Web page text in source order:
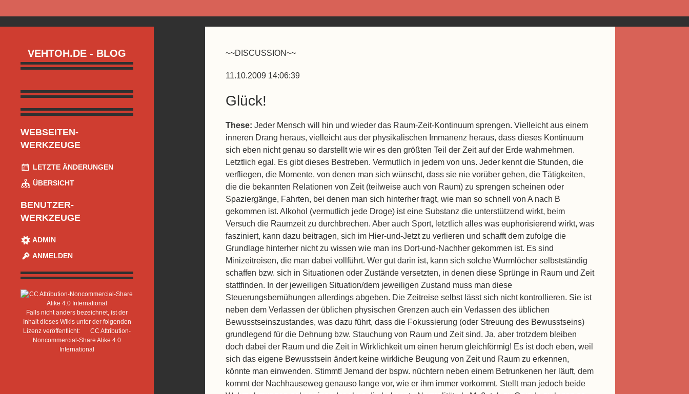
VEHTOH.DE - BLOG
WEBSEITEN-
WERKZEUGE
LETZTE ÄNDERUNGEN
ÜBERSICHT
BENUTZER-
WERKZEUGE
ADMIN
ANMELDEN
Falls nicht anders bezeichnet, ist der
Inhalt dieses Wikis unter der folgenden
Lizenz veröffentlicht:
CC Attribution-
Noncommercial-Share Alike 4.0
International
~~DISCUSSION~~
11.10.2009 14:06:39
Glück!
These: Jeder Mensch will hin und wieder das Raum-Zeit-Kontinuum sprengen. Vielleicht aus einem
inneren Drang heraus, vielleicht aus der physikalischen Immanenz heraus, dass dieses Kontinuum
sich eben nicht genau so darstellt wie wir es den größten Teil der Zeit auf der Erde wahrnehmen.
Letztlich egal. Es gibt dieses Bestreben. Vermutlich in jedem von uns. Jeder kennt die Stunden, die
verfliegen, die Momente, von denen man sich wünscht, dass sie nie vorüber gehen, die Tätigkeiten,
die die bekannten Relationen von Zeit (teilweise auch von Raum) zu sprengen scheinen oder
Spaziergänge, Fahrten, bei denen man sich hinterher fragt, wie man so schnell von A nach B
gekommen ist. Alkohol (vermutlich jede Droge) ist eine Substanz die unterstützend wirkt, beim
Versuch die Raumzeit zu durchbrechen. Aber auch Sport, letztlich alles was euphorisierend wirkt, was
fasziniert, kann dazu beitragen, sich im Hier-und-Jetzt zu verlieren und schafft dem zufolge die
Grundlage hinterher nicht zu wissen wie man ins Dort-und-Nachher gekommen ist. Es sind
Minizeitreisen, die man dabei vollführt. Wer gut darin ist, kann sich solche Wurmlöcher selbstständig
schaffen bzw. sich in Situationen oder Zustände versetzten, in denen diese Sprünge in Raum und Zeit
stattfinden. In der jeweiligen Situation/dem jeweiligen Zustand muss man diese
Steuerungsbemühungen allerdings abgeben. Die Zeitreise selbst lässt sich nicht kontrollieren. Sie ist
neben dem Verlassen der üblichen physischen Grenzen auch ein Verlassen des üblichen
Bewusstseinszustandes, was dazu führt, dass die Fokussierung (oder Streuung des Bewusstseins)
grundlegend für die Dehnung bzw. Stauchung von Raum und Zeit sind. Ja, aber trotzdem bleiben
doch dabei der Raum und die Zeit in Wirklichkeit um einen herum gleichförmig! Es ist doch eben, weil
sich das eigene Bewusstsein ändert keine wirkliche Beugung von Zeit und Raum zu erkennen,
könnte man einwenden. Stimmt! Jemand der bspw. nüchtern neben einem Betrunkenen her läuft, dem
kommt der Nachhauseweg genauso lange vor, wie er ihm immer vorkommt. Stellt man jedoch beide